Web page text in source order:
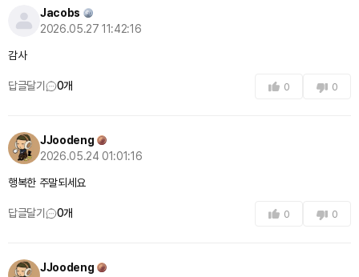
Jacobs
2026.05.27 11:42:16
감사
답글달기 0개 0 0
JJoodeng
2026.05.24 01:01:16
행복한 주말되세요
답글달기 0개 0 0
JJoodeng